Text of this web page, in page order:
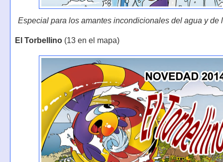
Especial para los amantes incondicionales del agua y de
El Torbellino(13 en el mapa)